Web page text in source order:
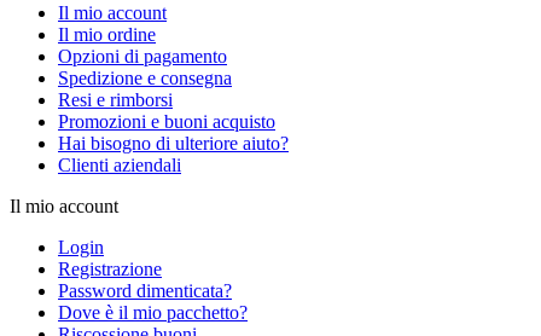
Il mio account
Il mio ordine
Opzioni di pagamento
Spedizione e consegna
Resi e rimborsi
Promozioni e buoni acquisto
Hai bisogno di ulteriore aiuto?
Clienti aziendali
Il mio account
Login
Registrazione
Password dimenticata?
Dove è il mio pacchetto?